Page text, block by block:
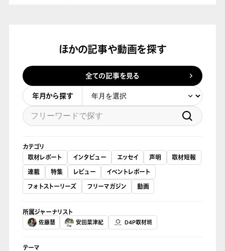
ほかの記事や動画を探す
全ての記事を見る
年月から探す
カテゴリ
取材レポート
インタビュー エッセイ 声明
取材短報
連載
特集 レビュー
イベントレポート
フォトストーリーズ
フリーマガジン 動画
所属ジャーナリスト
佐藤慧 安田菜津紀 D4P取材班
テーマ